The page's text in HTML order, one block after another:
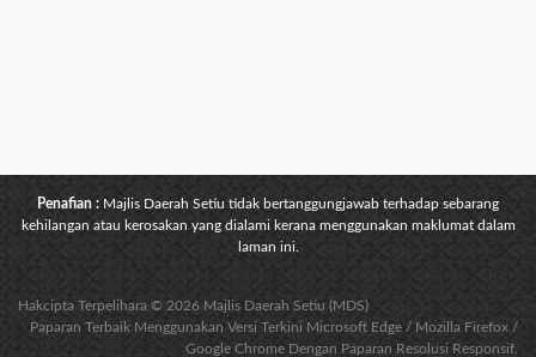
Penafian : Majlis Daerah Setiu tidak bertanggungjawab terhadap sebarang
kehilangan atau kerosakan yang dialami kerana menggunakan maklumat dalam
laman ini.
Hakcipta Terpelihara © 2026 Majlis Daerah Setiu (MDS)
Paparan Terbaik Menggunakan Versi Terkini Microsoft Edge / Mozilla Firefox /
Google Chrome Dengan Paparan Resolusi Responsif.